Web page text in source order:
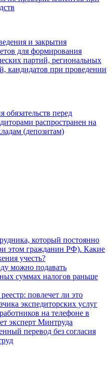
и закрытия
для формирования
партий, региональных
кандидатов при проведении
перед
распространен на
(депозитам)
который постоянно
этом гражданин РФ). Какие
учесть?
можно подавать
суммах налогов раньше
повлечет ли это
экспедиторских услуг
на телефоне в
эксперт Минтруда
перевод без согласия